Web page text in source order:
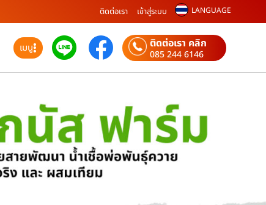
ติดต่อเรา เข้าสู่ระบบ LANGUAGE
เมนู ติดต่อเรา คลิก
085 244 6146